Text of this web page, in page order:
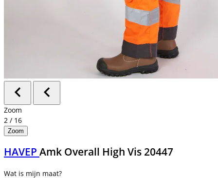
Zoom
2 / 16
Zoom
HAVEP Amk Overall High Vis 20447